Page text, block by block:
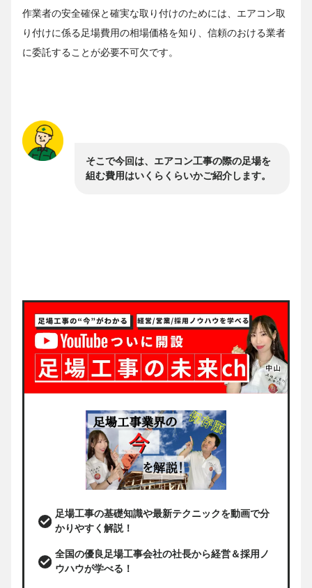
作業者の安全確保と確実な取り付けのためには、エアコン取
り付けに係る足場費用の相場価格を知り、信頼のおける業者
に委託することが必要不可欠です。
そこで今回は、エアコン工事の際の足場を
組む費用はいくらくらいかご紹介します。
足場工事の基礎知識や最新テクニックを動画で分
かりやすく解説！
全国の優良足場工事会社の社長から経営＆採用ノ
ウハウが学べる！